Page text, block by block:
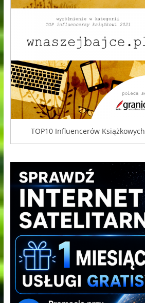
TOP10 Influencerów Książkowych